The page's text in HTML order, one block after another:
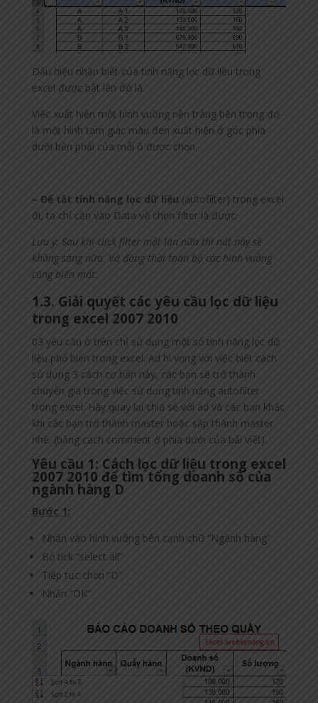
Dấu hiệu nhận biết của tính năng lọc dữ liệu trong
excel được bật lên đó là:
Việc xuất hiện một hình vuông nền trắng bên trong đó
là một hình tam giác màu đen xuất hiện ở góc phía
dưới bên phải của mỗi ô được chọn.
– Để tắt tính năng lọc dữ liệu (autofilter) trong excel
đi, ta chỉ cần vào Data và chọn filter là được.
Lưu ý: Sau khi click filter một lần nữa thì nút này sẽ
không sáng nữa. Và đồng thời toàn bộ các hình vuông
cũng biến mất.
1.3. Giải quyết các yêu cầu lọc dữ liệu
trong excel 2007 2010
03 yêu cầu ở trên chỉ sử dụng một số tính năng lọc dữ
liệu phổ biến trong excel. Ad hi vọng với việc biết cách
sử dụng 3 cách cơ bản này, các bạn sẽ trở thành
chuyên gia trong việc sử dụng tính năng autofilter
trong excel. Hãy quay lại chia sẻ với ad và các bạn khác
khi các bạn trở thành master hoặc sắp thành master
nhé. (bằng cách comment ở phía dưới của bài viết).
Yêu cầu 1: Cách lọc dữ liệu trong excel
2007 2010 để tìm tổng doanh số của
ngành hàng D
Bước 1:
Nhấn vào hình vuông bên cạnh chữ “Ngành hàng”
Bỏ tick “select all”
Tiếp tục chọn “D”
Nhấn “OK”